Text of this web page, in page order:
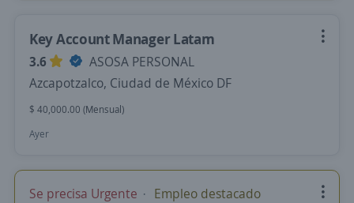
Key Account Manager Latam
3.6
ASOSA PERSONAL
Azcapotzalco, Ciudad de México DF
$ 40,000.00 (Mensual)
Ayer
Se precisa Urgente Empleo destacado